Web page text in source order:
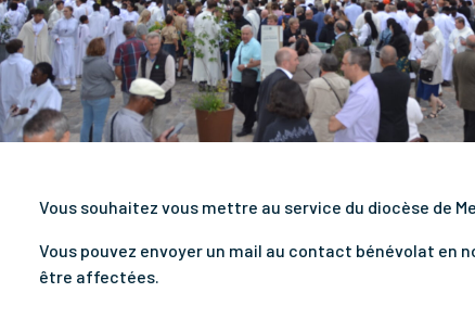
Vous souhaitez vous mettre au service du diocèse de
Vous pouvez envoyer un mail au contact bénévolat en
être affectées.